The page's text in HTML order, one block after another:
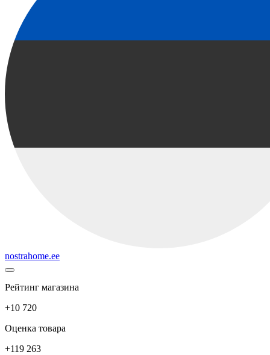
nostrahome.ee
Рейтинг магазина
+10 720
Оценка товара
+119 263